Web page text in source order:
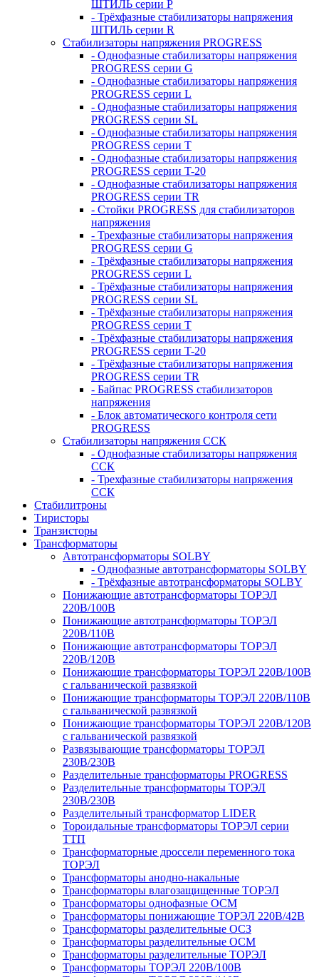
ШТИЛЬ серии P
- Трёхфазные стабилизаторы напряжения
ШТИЛЬ серии R
Стабилизаторы напряжения PROGRESS
- Однофазные стабилизаторы напряжения
PROGRESS серии G
- Однофазные стабилизаторы напряжения
PROGRESS серии L
- Однофазные стабилизаторы напряжения
PROGRESS серии SL
- Однофазные стабилизаторы напряжения
PROGRESS серии T
- Однофазные стабилизаторы напряжения
PROGRESS серии T-20
- Однофазные стабилизаторы напряжения
PROGRESS серии TR
- Стойки PROGRESS для стабилизаторов
напряжения
- Трехфазные стабилизаторы напряжения
PROGRESS серии G
- Трёхфазные стабилизаторы напряжения
PROGRESS серии L
- Трёхфазные стабилизаторы напряжения
PROGRESS серии SL
- Трёхфазные стабилизаторы напряжения
PROGRESS серии T
- Трёхфазные стабилизаторы напряжения
PROGRESS серии T-20
- Трёхфазные стабилизаторы напряжения
PROGRESS серии TR
- Байпас PROGRESS стабилизаторов
напряжения
- Блок автоматического контроля сети
PROGRESS
Стабилизаторы напряжения ССК
- Однофазные стабилизаторы напряжения
ССК
- Трехфазные стабилизаторы напряжения
ССК
Стабилитроны
Тиристоры
Транзисторы
Трансформаторы
Автотрансформаторы SOLBY
- Однофазные автотрансформаторы SOLBY
- Трёхфазные автотрансформаторы SOLBY
Понижающие автотрансформаторы ТОРЭЛ
220В/100В
Понижающие автотрансформаторы ТОРЭЛ
220В/110В
Понижающие автотрансформаторы ТОРЭЛ
220В/120В
Понижающие трансформаторы ТОРЭЛ 220В/100В
с гальванической развязкой
Понижающие трансформаторы ТОРЭЛ 220В/110В
с гальванической развязкой
Понижающие трансформаторы ТОРЭЛ 220В/120В
с гальванической развязкой
Развязывающие трансформаторы ТОРЭЛ
230В/230В
Разделительные трансформаторы PROGRESS
Разделительные трансформаторы ТОРЭЛ
230В/230В
Разделительный трансформатор LIDER
Тороидальные трансформаторы ТОРЭЛ серии
ТТП
Трансформаторные дроссели переменного тока
ТОРЭЛ
Трансформаторы анодно-накальные
Трансформаторы влагозащищенные ТОРЭЛ
Трансформаторы однофазные ОСМ
Трансформаторы понижающие ТОРЭЛ 220В/42В
Трансформаторы разделительные ОСЗ
Трансформаторы разделительные ОСМ
Трансформаторы разделительные ТОРЭЛ
Трансформаторы ТОРЭЛ 220В/100В